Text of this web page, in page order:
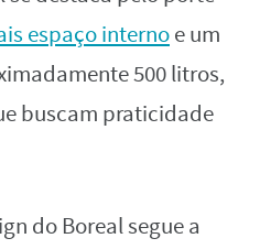
espaço internoe um
500 litros,
buscam praticidade
do Boreal segue a